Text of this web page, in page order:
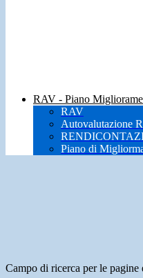
RAV - Piano
RAV
Autovalutazione
Piano di
Campo di ricerca per le pagine